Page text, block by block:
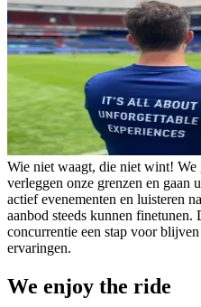
Wie niet waagt, die niet wint! We
verleggen onze grenzen en gaan
actief evenementen en luisteren
aanbod steeds kunnen
concurrentie een stap voor
ervaringen.
We enjoy the ride